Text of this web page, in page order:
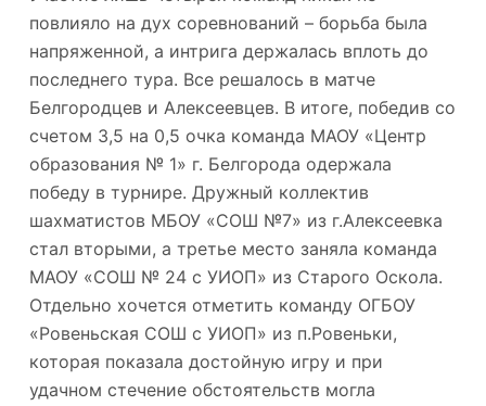
повлияло на дух соревнований – борьба была
напряженной, а интрига держалась вплоть до
последнего тура. Все решалось в матче
Белгородцев и Алексеевцев. В итоге, победив со
счетом 3,5 на 0,5 очка команда МАОУ «Центр
образования № 1» г. Белгорода одержала
победу в турнире. Дружный коллектив
шахматистов МБОУ «СОШ №7» из г.Алексеевка
стал вторыми, а третье место заняла команда
МАОУ «СОШ № 24 с УИОП» из Старого Оскола.
Отдельно хочется отметить команду ОГБОУ
«Ровеньская СОШ с УИОП» из п.Ровеньки,
которая показала достойную игру и при
удачном стечение обстоятельств могла